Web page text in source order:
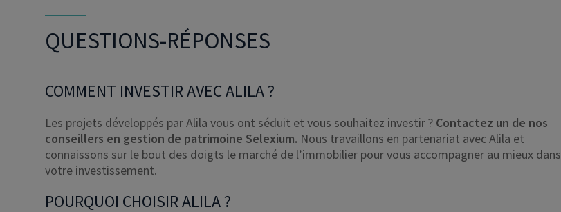
QUESTIONS-RÉPONSES
COMMENT INVESTIR AVEC ALILA ?
Les projets développés par Alila vous ont séduit et vous souhaitez investir ? Contactez un de nos
conseillers en gestion de patrimoine Selexium. Nous travaillons en partenariat avec Alila et
connaissons sur le bout des doigts le marché de l’immobilier pour vous accompagner au mieux dans
votre investissement.
POURQUOI CHOISIR ALILA ?